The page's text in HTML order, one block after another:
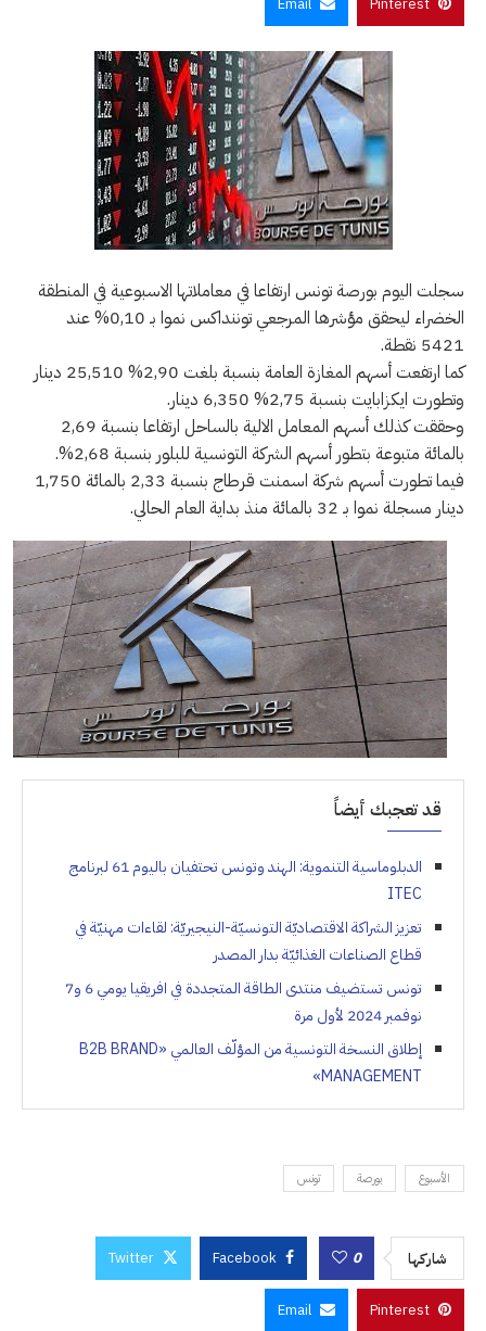
سجلت اليوم بورصة تونس ارتفاعا في معاملاتها الاسبوعية في المنطقة
الخضراء ليحقق مؤشرها المرجعي توننداكس نموا بـ 0,10% عند
5421 نقطة.
كما ارتفعت أسهم المغازة العامة بنسبة بلغت 2,90% 25,510 دينار
وتطورت ايكزابايت بنسبة 2,75% 6,350 دينار.
وحققت كذلك أسهم المعامل الالية بالساحل ارتفاعا بنسبة 2,69
بالمائة متبوعة بتطور أسهم الشركة التونسية للبلور بنسبة 2,68%.
فيما تطورت أسهم شركة اسمنت قرطاج بنسبة 2,33 بالمائة 1,750
دينار مسجلة نموا بـ 32 بالمائة منذ بداية العام الحالي.
قد تعجبك أيضاً
الدبلوماسية التنموية: الهند وتونس تحتفيان باليوم 61 لبرنامج
ITEC
تعزيز الشراكة الاقتصاديّة التونسيّة-النيجيريّة: لقاءات مهنيّة في
قطاع الصناعات الغذائيّة بدار المصدر
تونس تستضيف منتدى الطاقة المتجددة في افريقيا يومي 6 و7
نوفمبر 2024 لأول مرة
إطلاق النسخة التونسية من المؤلّف العالمي «B2B BRAND
MANAGEMENT»
الأسبوع بورصة تونس
شاركها 0
Facebook
Twitter
Pinterest
Email